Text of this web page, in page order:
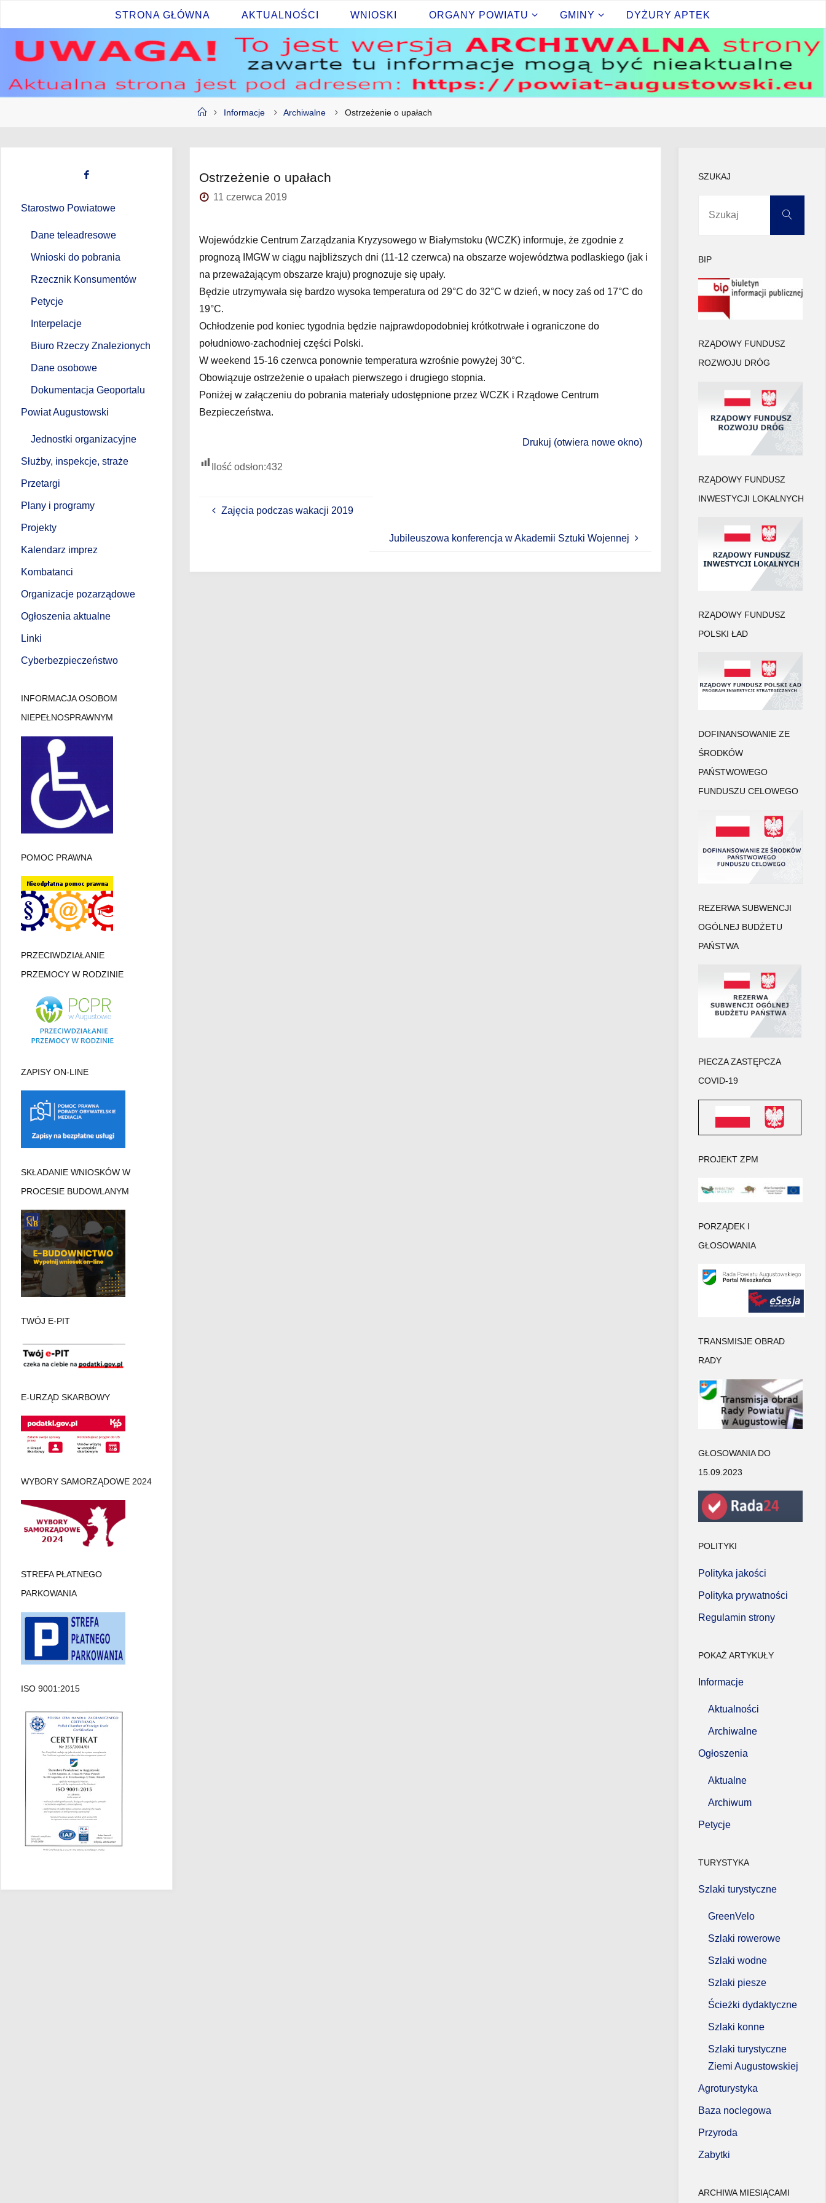
treści
STRONA GŁÓWNA AKTUALNOŚCI WNIOSKI ORGANY POWIATU GMINY DYŻURY APTEK
StronaInformacje Archiwalne Ostrzeżenie o upałach
Ostrzeżenie o upałach
11 czerwca 2019
Wojewódzkie Centrum Zarządzania Kryzysowego w Białymstoku (WCZK) informuje, że zgodnie z
prognozą IMGW w ciągu najbliższych dni (11-12 czerwca) na obszarze województwa podlaskiego (jak i
na przeważającym obszarze kraju) prognozuje się upały.
Będzie utrzymywała się bardzo wysoka temperatura od 29°C do 32°C w dzień, w nocy zaś od 17°C do
19°C.
Ochłodzenie pod koniec tygodnia będzie najprawdopodobniej krótkotrwałe i ograniczone do
południowo-zachodniej części Polski.
W weekend 15-16 czerwca ponownie temperatura wzrośnie powyżej 30°C.
Obowiązuje ostrzeżenie o upałach pierwszego i drugiego stopnia.
Poniżej w załączeniu do pobrania materiały udostępnione przez WCZK i Rządowe Centrum
Bezpieczeństwa.
Drukuj (otwiera nowe okno)
Ilość odsłon:432
Zajęcia podczas wakacji 2019
Jubileuszowa konferencja w Akademii Sztuki Wojennej
Starostwo Powiatowe
Dane teleadresowe
Wnioski do pobrania
Rzecznik Konsumentów
Petycje
Interpelacje
Biuro Rzeczy Znalezionych
Dane osobowe
Dokumentacja Geoportalu
Powiat Augustowski
Jednostki organizacyjne
Służby, inspekcje, straże
Przetargi
Plany i programy
Projekty
Kalendarz imprez
Kombatanci
Organizacje pozarządowe
Ogłoszenia aktualne
Linki
Cyberbezpieczeństwo
INFORMACJA OSOBOM
NIEPEŁNOSPRAWNYM
POMOC PRAWNA
PRZECIWDZIAŁANIE
PRZEMOCY W RODZINIE
ZAPISY ON-LINE
SKŁADANIE WNIOSKÓW W
PROCESIE BUDOWLANYM
TWÓJ E-PIT
E-URZĄD SKARBOWY
WYBORY SAMORZĄDOWE 2024
STREFA PŁATNEGO
PARKOWANIA
ISO 9001:2015
SZUKAJ
Szukaj
BIP
RZĄDOWY FUNDUSZ
ROZWOJU DRÓG
RZĄDOWY FUNDUSZ
INWESTYCJI LOKALNYCH
RZĄDOWY FUNDUSZ
POLSKI ŁAD
DOFINANSOWANIE ZE
ŚRODKÓW
PAŃSTWOWEGO
FUNDUSZU CELOWEGO
REZERWA SUBWENCJI
OGÓLNEJ BUDŻETU
PAŃSTWA
PIECZA ZASTĘPCZA
COVID-19
PROJEKT ZPM
PORZĄDEK I
GŁOSOWANIA
TRANSMISJE OBRAD
RADY
GŁOSOWANIA DO
15.09.2023
POLITYKI
Polityka jakości
Polityka prywatności
Regulamin strony
POKAŻ ARTYKUŁY
Informacje
Aktualności
Archiwalne
Ogłoszenia
Aktualne
Archiwum
Petycje
TURYSTYKA
Szlaki turystyczne
GreenVelo
Szlaki rowerowe
Szlaki wodne
Szlaki piesze
Ścieżki dydaktyczne
Szlaki konne
Szlaki turystyczne
Ziemi Augustowskiej
Agroturystyka
Baza noclegowa
Przyroda
Zabytki
ARCHIWA MIESIĄCAMI